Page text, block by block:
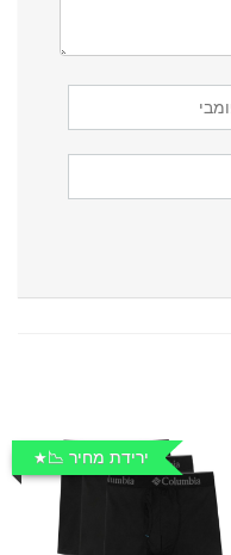
ירידת מחיר 📉